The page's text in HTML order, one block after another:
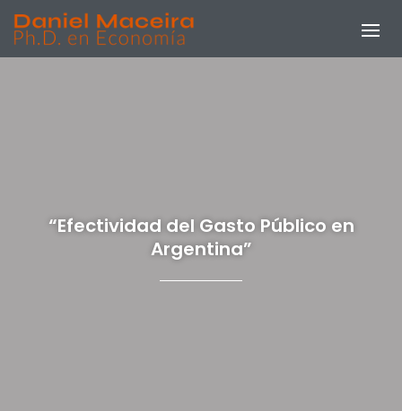
“Efectividad del Gasto Público en
Argentina”